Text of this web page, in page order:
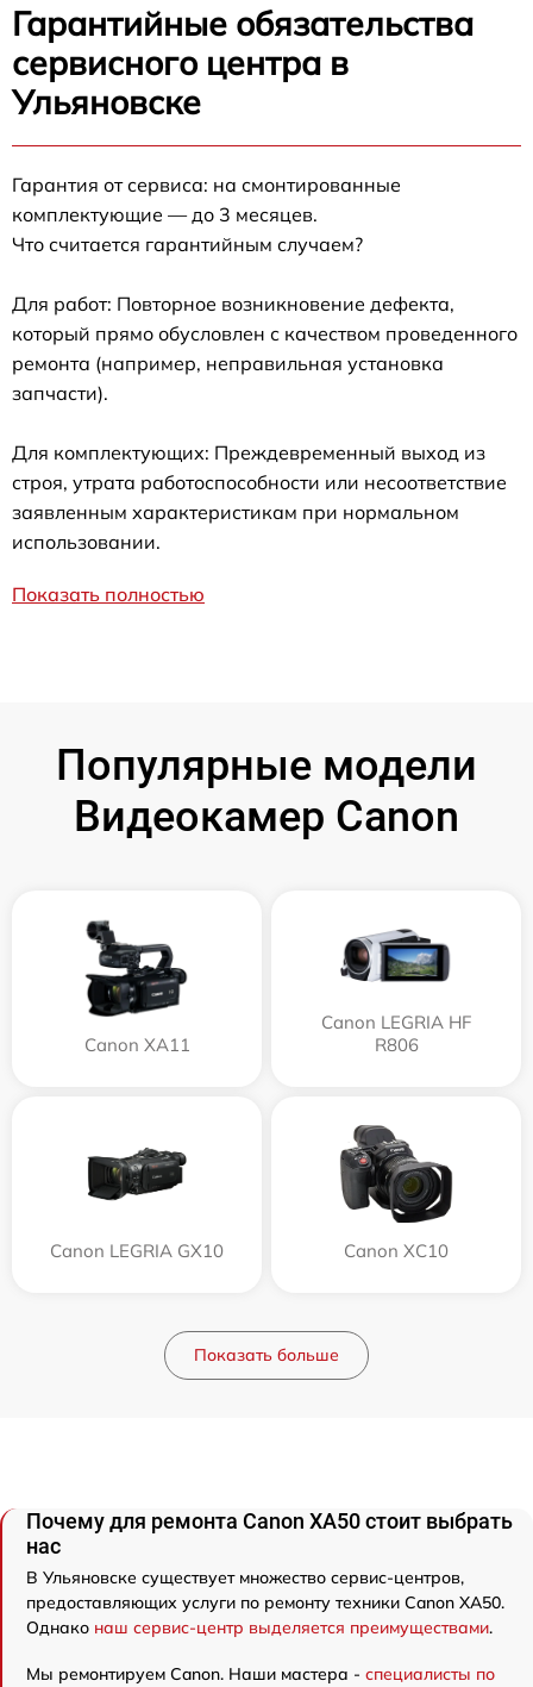
Гарантийные обязательства
сервисного центра в
Ульяновске
Гарантия от сервиса: на смонтированные
комплектующие — до 3 месяцев.
Что считается гарантийным случаем?
Для работ: Повторное возникновение дефекта,
который прямо обусловлен с качеством проведенного
ремонта (например, неправильная установка
запчасти).
Для комплектующих: Преждевременный выход из
строя, утрата работоспособности или несоответствие
заявленным характеристикам при нормальном
использовании.
Показать полностью
Популярные модели
Видеокамер Canon
Canon XA11
Canon LEGRIA HF
R806
Canon LEGRIA GX10 Canon XC10
Показать больше
Почему для ремонта Canon XA50 стоит выбрать
нас
В Ульяновске существует множество сервис-центров,
предоставляющих услуги по ремонту техники Canon XA50.
Однако наш сервис-центр выделяется преимуществами.
Мы ремонтируем Canon. Наши мастера - специалисты по